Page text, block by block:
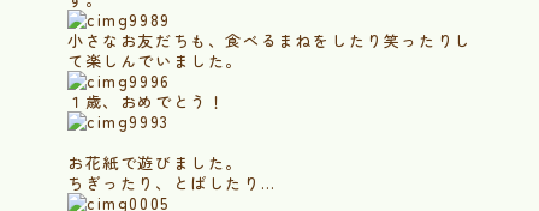
小さなお友だちも、食べるまねをしたり笑ったりし
て楽しんでいました。
１歳、おめでとう！
お花紙で遊びました。
ちぎったり、とばしたり…